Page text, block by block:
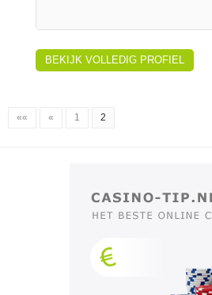
BEKIJK VOLLEDIG PROFIEL
«« « 1 2